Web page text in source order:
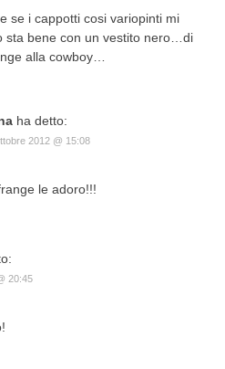
se i cappotti cosi variopinti mi
sta bene con un vestito nero…di
alla cowboy…
ha detto:
2012 @ 15:08
le adoro!!!
20:45